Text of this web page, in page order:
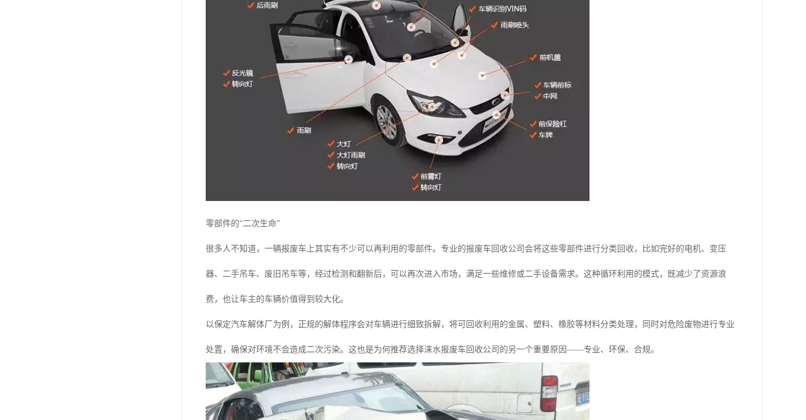
零部件的“二次生命”
很多人不知道，一辆报废车上其实有不少可以再利用的零部件。专业的报废车回收公司会将这些零部件进行分类回收，比如完好的电机、变压
器、二手吊车、废旧吊车等，经过检测和翻新后，可以再次进入市场，满足一些维修或二手设备需求。这种循环利用的模式，既减少了资源浪
费，也让车主的车辆价值得到较大化。
以保定汽车解体厂为例，正规的解体程序会对车辆进行细致拆解，将可回收利用的金属、塑料、橡胶等材料分类处理，同时对危险废物进行专业
处置，确保对环境不会造成二次污染。这也是为何推荐选择涞水报废车回收公司的另一个重要原因——专业、环保、合规。